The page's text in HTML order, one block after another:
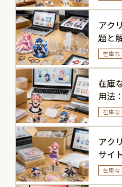
アク
題と
在庫な
在庫
用法
ーシ
在庫な
アク
サイ
イド
在庫な